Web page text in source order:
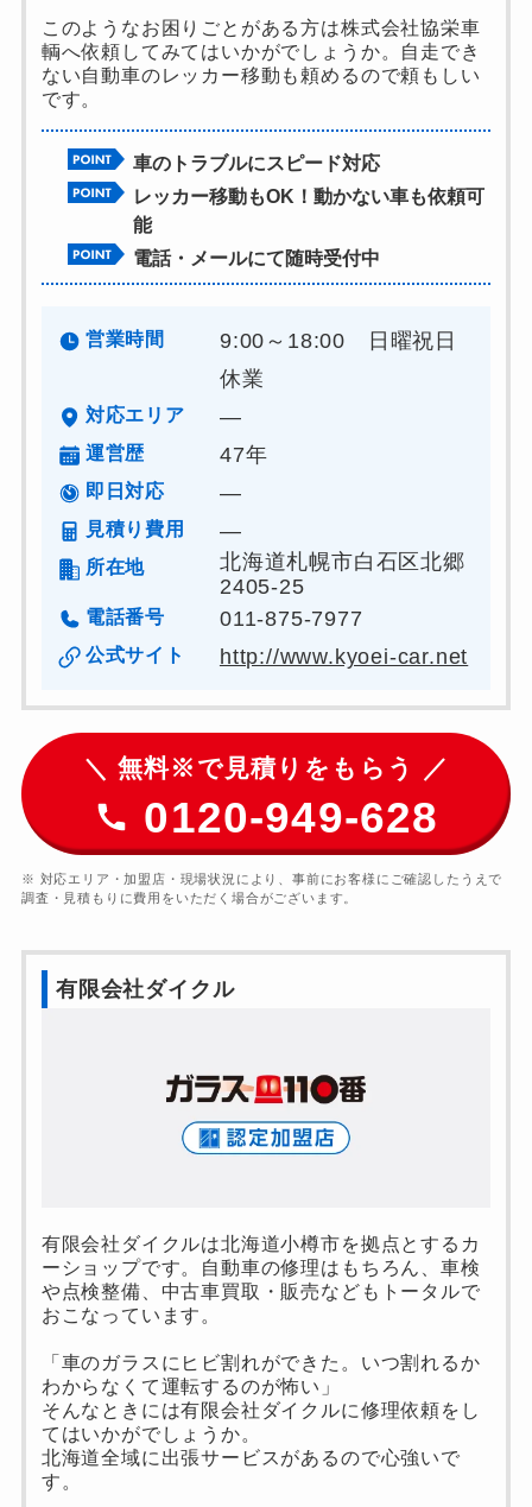
このようなお困りごとがある方は株式会社協栄車
輌へ依頼してみてはいかがでしょうか。自走でき
ない自動車のレッカー移動も頼めるので頼もしい
です。
車のトラブルにスピード対応
レッカー移動もOK！動かない車も依頼可
能
電話・メールにて随時受付中
営業時間
9:00～18:00 日曜祝日
休業
対応エリア ―
運営歴 47年
即日対応 ―
見積り費用 ―
所在地
北海道札幌市白石区北郷
2405-25
電話番号 011-875-7977
公式サイト http://www.kyoei-car.net
＼ 無料※で見積りをもらう ／
0120-949-628
※ 対応エリア・加盟店・現場状況により、事前にお客様にご確認したうえで
調査・見積もりに費用をいただく場合がございます。
有限会社ダイクル
有限会社ダイクルは北海道小樽市を拠点とするカ
ーショップです。自動車の修理はもちろん、車検
や点検整備、中古車買取・販売などもトータルで
おこなっています。
「車のガラスにヒビ割れができた。いつ割れるか
わからなくて運転するのが怖い」
そんなときには有限会社ダイクルに修理依頼をし
てはいかがでしょうか。
北海道全域に出張サービスがあるので心強いで
す。